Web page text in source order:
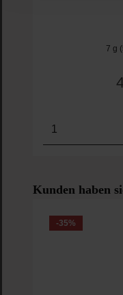
7 g
Produkt
Produktgalerie
Kunden haben
-35%